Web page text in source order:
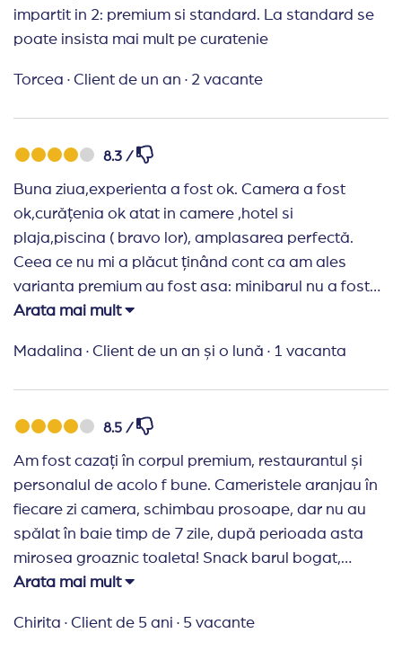
impartit in 2: premium si standard. La standard se
poate insista mai mult pe curatenie
Torcea · Client de un an · 2 vacante
8.3 /
Buna ziua,experienta a fost ok. Camera a fost
ok,curățenia ok atat in camere ,hotel si
plaja,piscina ( bravo lor), amplasarea perfectă.
Ceea ce nu mi a plăcut ținând cont ca am ales
varianta premium au fost asa: minibarul nu a fost
alimentat absolut deloc nici măcar cu o sticla de
nici măcar 20% fata de standard ceea ce nu este ok
oprea 1 topogan dădea la altul care era
oprit..niciodată nu au mers toate 4 o data ,mai ales
ca doar 4 ore pe zi funcționează si atunci ar putea
face un efort sa funcționeze toate pe tot intervalul
orar de funcționare al toboganelor. Nimik îmbuteliat
la premium, la partea cu animatorii ar mai putea sa
îmbunătățească sa aibe mai multe activități pe
exista asa imbulzeala si programul de cina este mai
Arata mai mult
Madalina · Client de un an și o lună · 1 vacanta
8.5 /
Am fost cazați în corpul premium, restaurantul și
personalul de acolo f bune. Cameristele aranjau în
fiecare zi camera, schimbau prosoape, dar nu au
spălat în baie timp de 7 zile, după perioada asta
mirosea groaznic toaleta! Snack barul bogat,
băuturile ca la bulgari, locale și sucuri
faptul ca la ora 18 te scoteau vrei nu vrei din
Arata mai mult
Chirita · Client de 5 ani · 5 vacante